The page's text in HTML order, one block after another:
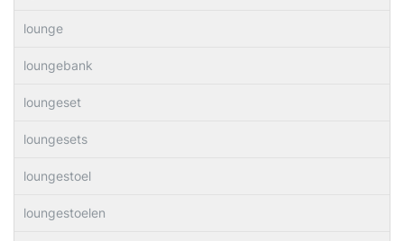
lounge
loungebank
loungeset
loungesets
loungestoel
loungestoelen